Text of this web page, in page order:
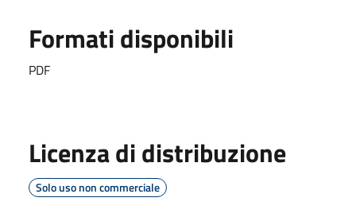
Formati disponibili
PDF
Licenza di distribuzione
Solo uso non commerciale